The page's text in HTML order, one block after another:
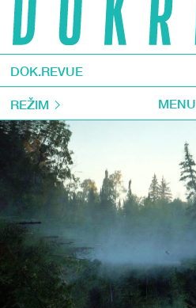
DOK.REVUE
REŽIM MENU